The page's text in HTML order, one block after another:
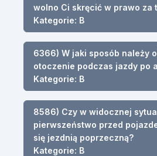
wolno Ci skręcić w prawo za
Kategorie: B
6366) W jaki sposób należy
otoczenie podczas jazdy po
Kategorie: B
8586) Czy w widocznej
pierwszeństwo przed
się jezdnią poprzeczną?
Kategorie: B